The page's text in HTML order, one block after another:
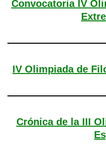
Convocatoria IV
IV Olimpiada de
Crónica de la III